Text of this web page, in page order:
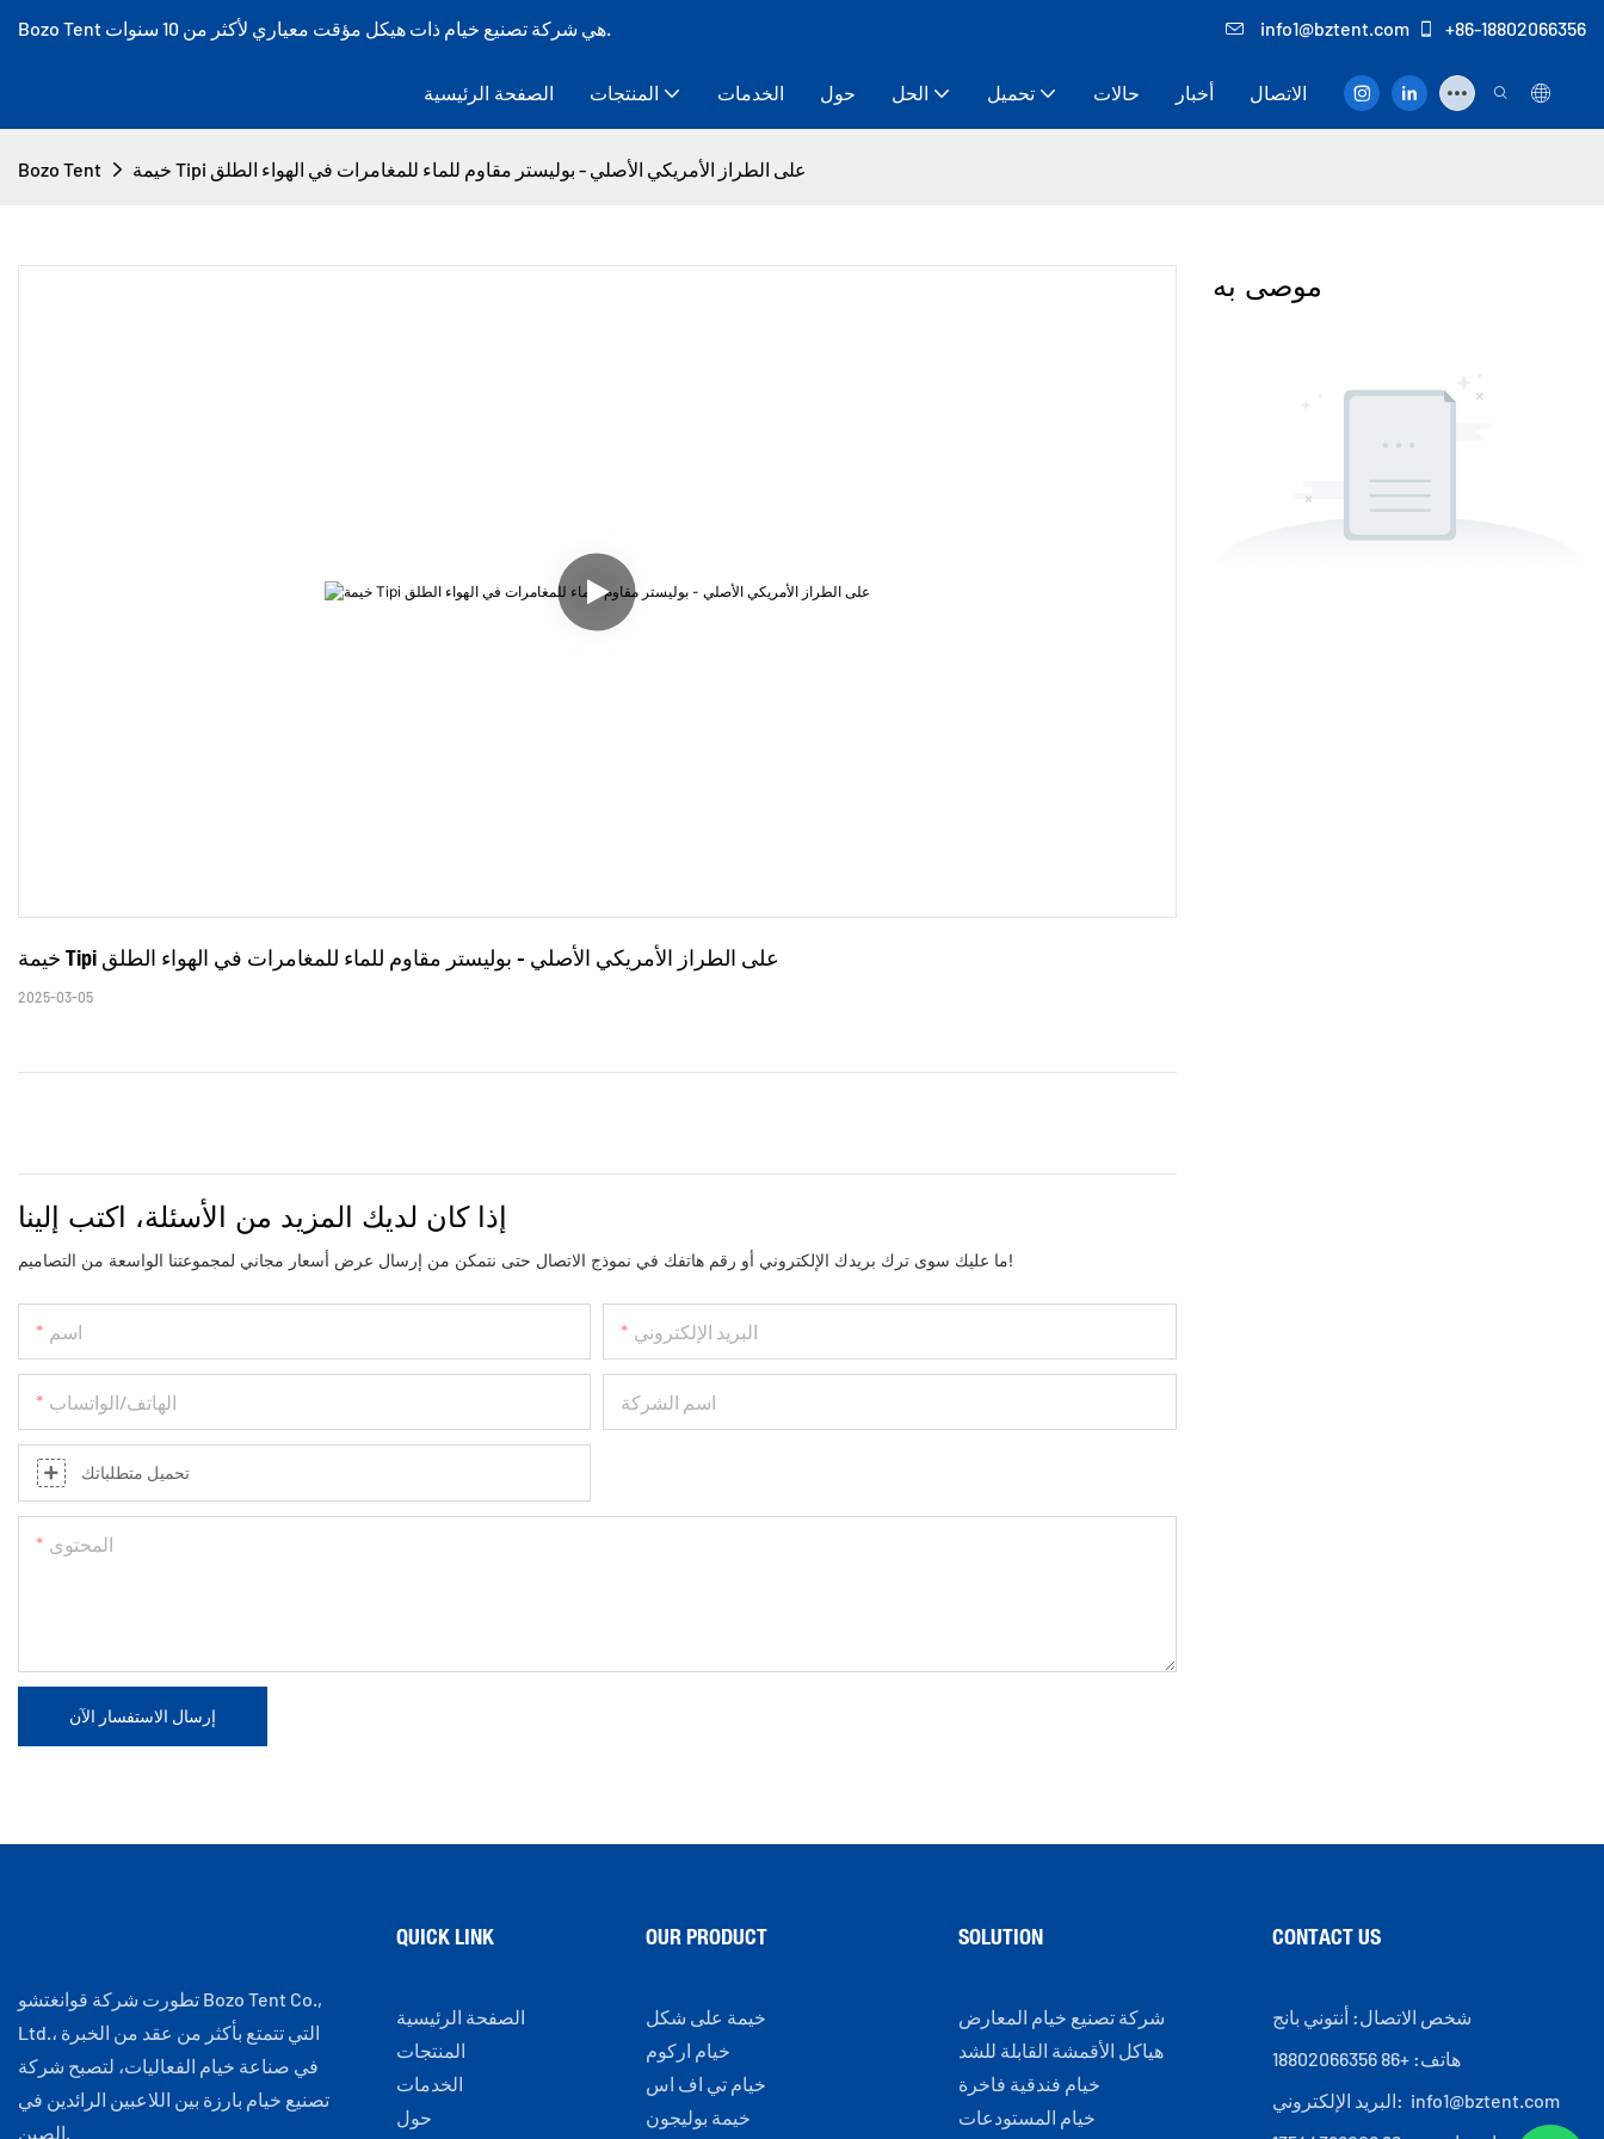
Bozo Tent هي شركة تصنيع خيام ذات هيكل مؤقت معياري لأكثر من 10 سنوات. info1@bztent.com +86-18802066356
الصفحة الرئيسية المنتجات الخدمات حول الحل تحميل حالات أخبار الاتصال
Bozo Tent خيمة Tipi على الطراز الأمريكي الأصلي - بوليستر مقاوم للماء للمغامرات في الهواء الطلق
خيمة Tipi على الطراز الأمريكي الأصلي - بوليستر مقاوم للماء للمغامرات في الهواء الطلق
2025-03-05
إذا كان لديك المزيد من الأسئلة، اكتب إلينا
ما عليك سوى ترك بريدك الإلكتروني أو رقم هاتفك في نموذج الاتصال حتى نتمكن من إرسال عرض أسعار مجاني لمجموعتنا الواسعة من التصاميم!
اسم البريد الإلكتروني
الهاتف/الواتساب اسم الشركة
تحميل متطلباتك
المحتوى
إرسال الاستفسار الآن
موصى به
تطورت شركة قوانغتشو Bozo Tent Co.,
Ltd.، التي تتمتع بأكثر من عقد من الخبرة
في صناعة خيام الفعاليات، لتصبح شركة
تصنيع خيام بارزة بين اللاعبين الرائدين في
الصين.
QUICK LINK
الصفحة الرئيسية
المنتجات
الخدمات
حول
OUR PRODUCT
خيمة على شكل
خيام اركوم
خيام تي اف اس
خيمة بوليجون
SOLUTION
شركة تصنيع خيام المعارض
هياكل الأقمشة القابلة للشد
خيام فندقية فاخرة
خيام المستودعات
CONTACT US
شخص الاتصال: أنتوني بانج
هاتف: +86 18802066356
البريد الإلكتروني: info1@bztent.com